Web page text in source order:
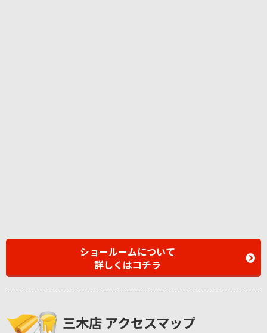
ショールームについて
詳しくはコチラ
三木店 アクセスマップ